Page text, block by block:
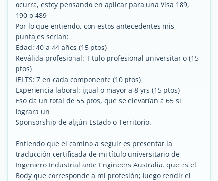
ocurra, estoy pensando en aplicar para una Visa 189,
190 o 489
Por lo que entiendo, con estos antecedentes mis
puntajes serían:
Edad: 40 a 44 años (15 ptos)
Reválida profesional: Titulo profesional universitario (15
ptos)
IELTS: 7 en cada componente (10 ptos)
Experiencia laboral: igual o mayor a 8 yrs (15 ptos)
Eso da un total de 55 ptos, que se elevarían a 65 si
lograra un
Sponsorship de algún Estado o Territorio.
Entiendo que el camino a seguir es presentar la
traducción certificada de mi título universitario de
Ingeniero Industrial ante Engineers Australia, que es el
Body que corresponde a mi profesión; luego rendir el